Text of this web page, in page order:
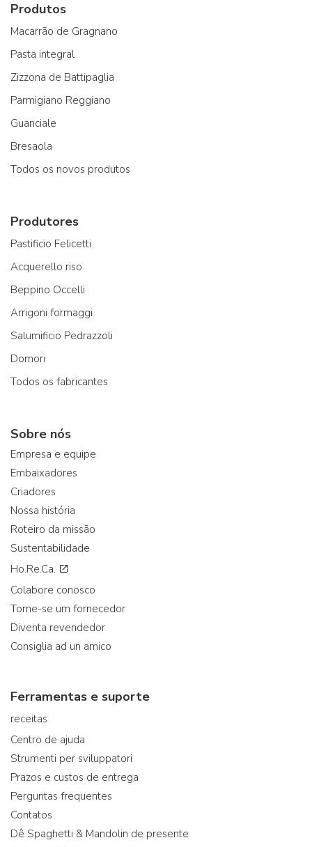
Produtos
Macarrão de Gragnano
Pasta integral
Zizzona de Battipaglia
Parmigiano Reggiano
Guanciale
Bresaola
Todos os novos produtos
Produtores
Pastificio Felicetti
Acquerello riso
Beppino Occelli
Arrigoni formaggi
Salumificio Pedrazzoli
Domori
Todos os fabricantes
Sobre nós
Empresa e equipe
Embaixadores
Criadores
Nossa história
Roteiro da missão
Sustentabilidade
Ho.Re.Ca.
Colabore conosco
Torne-se um fornecedor
Diventa revendedor
Consiglia ad un amico
Ferramentas e suporte
receitas
Centro de ajuda
Strumenti per sviluppatori
Prazos e custos de entrega
Perguntas frequentes
Contatos
Dê Spaghetti & Mandolin de presente